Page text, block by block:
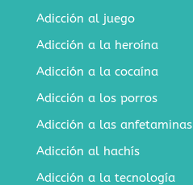
Adicción al juego
Adicción a la heroína
Adicción a la cocaína
Adicción a los porros
Adicción a las anfetaminas
Adicción al hachís
Adicción a la tecnología